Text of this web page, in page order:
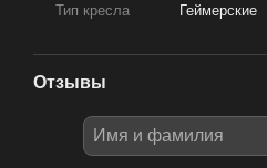
Тип кресла Геймерские
Отзывы